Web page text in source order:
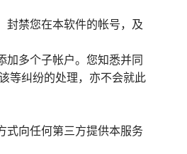
封禁您在本软件的帐号，及
加多个子帐户。您知悉并同
等纠纷的处理，亦不会就此
式向任何第三方提供本服务